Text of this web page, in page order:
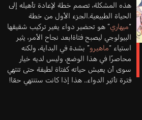
هذه المشكلة، تصمم خطة لإعادة تأهيله إلى
الحياة الطبيعية.الجزء الأول من خطة
“ميهاري” هو تحضير دواء يغير تركيب شقيقها
البيولوجي ليصبح فتاة!بعد نجاح الأمر، يثير
استياء “ماهيرو” بشدة في البداية، ولكنه
محاصرًا في هذا الوضع، وليس لديه خيار
سوى أن يعيش حياته كفتاة لطيفة حتى تنتهي
فترة تأثير الدواء.. هذا إذا كانت ستنتهي حقا!